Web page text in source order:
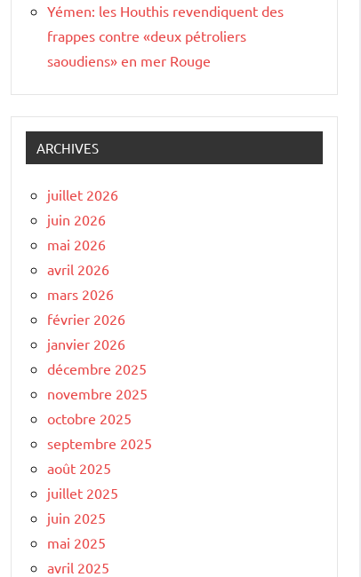
Yémen: les Houthis revendiquent des
frappes contre «deux pétroliers
saoudiens» en mer Rouge
ARCHIVES
juillet 2026
juin 2026
mai 2026
avril 2026
mars 2026
février 2026
janvier 2026
décembre 2025
novembre 2025
octobre 2025
septembre 2025
août 2025
juillet 2025
juin 2025
mai 2025
avril 2025